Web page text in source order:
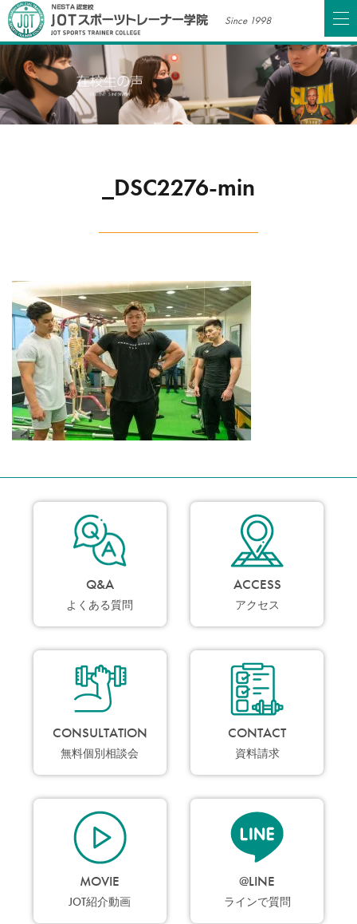
Since 1998
_DSC2276-min
Q&A
よくある質問
ACCESS
アクセス
CONSULTATION
無料個別相談会
CONTACT
資料請求
MOVIE
JOT紹介動画
@LINE
ラインで質問